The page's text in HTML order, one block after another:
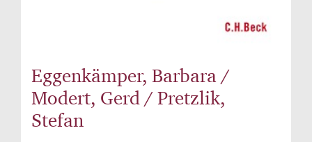
Eggenkämper, Barbara /
Modert, Gerd / Pretzlik,
Stefan